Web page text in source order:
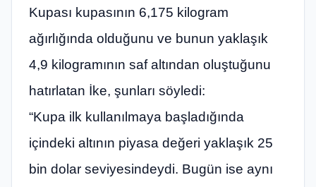
Kupası kupasının 6,175 kilogram
ağırlığında olduğunu ve bunun yaklaşık
4,9 kilogramının saf altından oluştuğunu
hatırlatan İke, şunları söyledi:
“Kupa ilk kullanılmaya başladığında
içindeki altının piyasa değeri yaklaşık 25
bin dolar seviyesindeydi. Bugün ise aynı